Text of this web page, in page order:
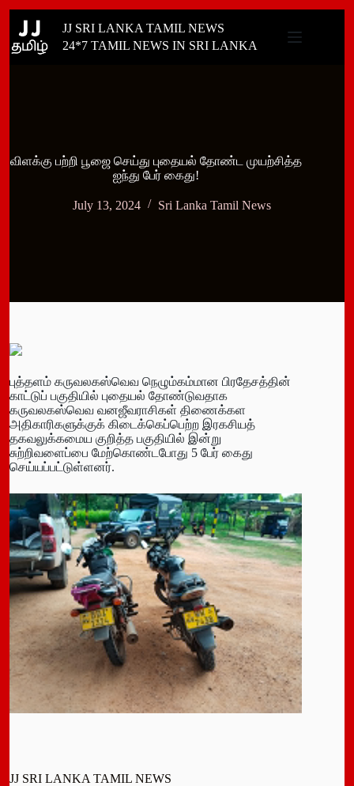
content
JJ SRI LANKA TAMIL NEWS
24*7 TAMIL NEWS IN SRI LANKA
விளக்கு பற்றி பூஜை செய்து புதையல் தோண்ட முயற்சித்த
ஐந்து பேர் கைது!
July 13, 2024 Sri Lanka Tamil News
புத்தளம் கருவலகஸ்வெவ நெழும்கம்மான பிரதேசத்தின்
காட்டுப் பகுதியில் புதையல் தோண்டுவதாக
கருவலகஸ்வெவ வனஜீவராசிகள் திணைக்கள
அதிகாரிகளுக்குக் கிடைக்கெப்பெற்ற இரகசியத்
தகவலுக்கமைய குறித்த பகுதியில் இன்று
சுற்றிவளைப்பை மேற்கொண்டபோது 5 பேர் கைது
செய்யப்பட்டுள்ளனர்.
JJ SRI LANKA TAMIL NEWS